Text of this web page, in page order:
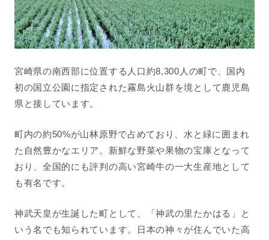
宮崎県の南西部に位置する人口約8,300人の町で、国内
初の国立公園に指定された霧島火山群を境として鹿児島
県と接しています。
町内の約50%が山林原野で占めており、水と緑に囲まれ
た自然豊かなエリア。新鮮な野菜や果物の宝庫となって
おり、全国的にも評判の高い宮崎牛の一大生産地として
も有名です。
神武天皇が生誕した町として、「神武の里たかはる」と
いう名でも知られています。日本の神々が住んでいた高